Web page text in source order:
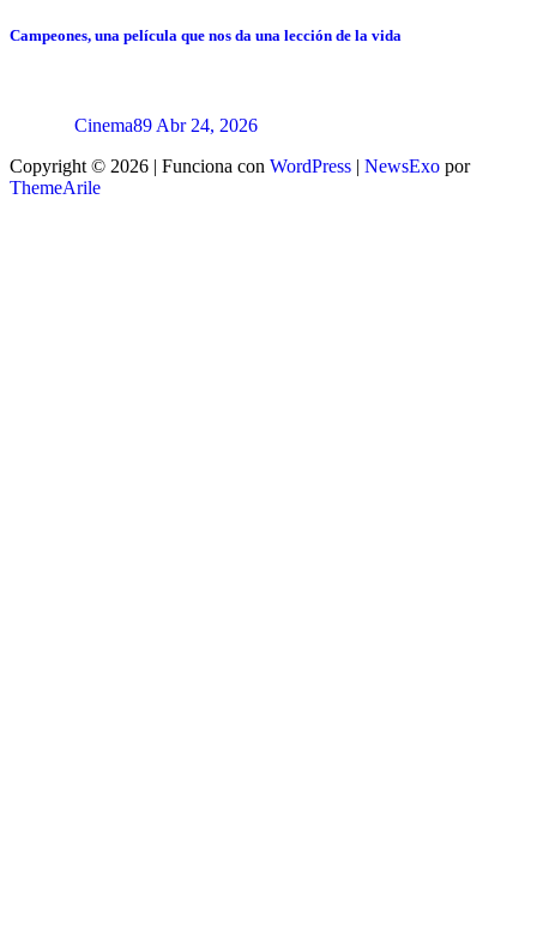
Campeones, una película que nos da una lección de la vida
Cinema89 Abr 24, 2026
Copyright © 2026 | Funciona con WordPress | NewsExo por
ThemeArile